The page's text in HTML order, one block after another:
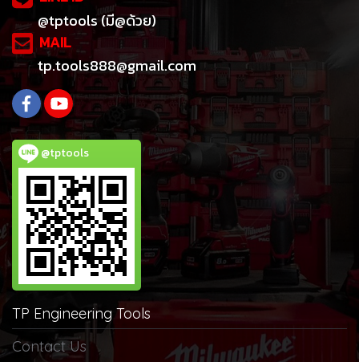
@tptools (มี@ด้วย)
MAIL
tp.tools888@gmail.com
@tptools
TP Engineering Tools
Contact Us